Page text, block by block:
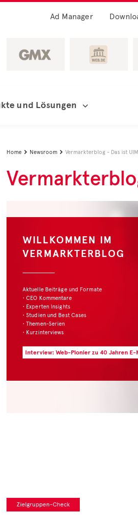
Ad Manager
und Lösungen
Home  Newsroom  Vermarkterblog - Das ist UIM
WILLKOMMEN IM
VERMARKTERBLOG
Aktuelle Beiträge und Formate
• CEO Kommentare
• Experten Insights
• Studien und Best Cases
• Themen-Serien
• Kurzinterviews
Interview: Web-Pionier zu 40 Jahren E-
Zielgruppen-Check